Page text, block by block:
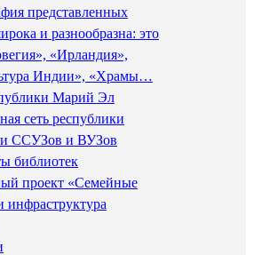
представленных
и разнообразна: это
«Ирландия»,
Индии», «Храмы…
Марий Эл
сеть республики
ССУЗов и ВУЗов
библиотек
проект «Семейные
инфраструктура